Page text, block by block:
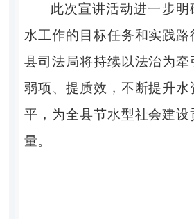
此次宣讲活动进一步明
水工作的目标任务和实践路
县司法局将持续以法治为牵
弱项、提质效，不断提升水
平，为全县节水型社会建设
量。